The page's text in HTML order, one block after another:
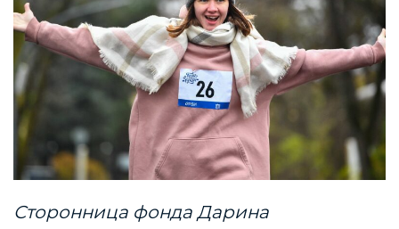
Сторонница фонда Дарина